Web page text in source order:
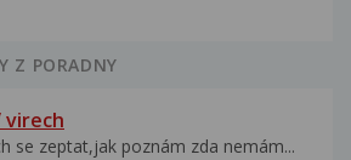
Z PORADNY
virech
se zeptat,jak poznám zda nemám...